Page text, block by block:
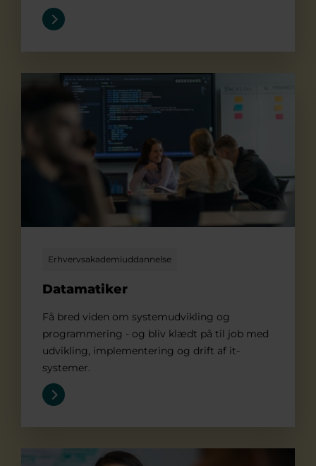
Erhvervsakademiuddannelse
Datamatiker
Få bred viden om systemudvikling og
programmering - og bliv klædt på til job med
udvikling, implementering og drift af it-
systemer.
Datamatiker
Financial controller